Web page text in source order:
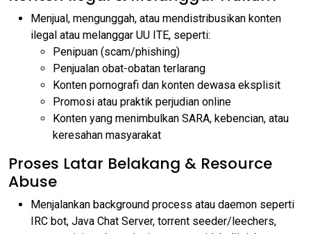
Menjual, mengunggah, atau mendistribusikan konten
ilegal atau melanggar UU ITE, seperti:
Penipuan (scam/phishing)
Penjualan obat-obatan terlarang
Konten pornografi dan konten dewasa eksplisit
Promosi atau praktik perjudian online
Konten yang menimbulkan SARA, kebencian, atau
keresahan masyarakat
Proses Latar Belakang & Resource
Abuse
Menjalankan background process atau daemon seperti
IRC bot, Java Chat Server, torrent seeder/leechers,